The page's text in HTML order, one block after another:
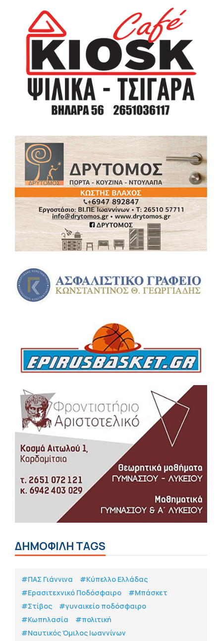
ΔΗΜΟΦΙΛΗ TAGS
#ΠΑΣ Γιάννινα
#Κύπελλο Ελλάδας
#Eρασιτεχνικό Ποδόσφαιρο
#Μπάσκετ
#Στίβος
#γυναικείο ποδόσφαιρο
#Κωπηλασία
#πολιτική
#Ναυτικός Όμιλος Ιωαννίνων